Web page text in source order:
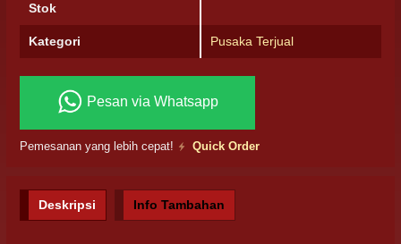
Stok
Kategori Pusaka Terjual
Pesan via Whatsapp
Pemesanan yang lebih cepat! Quick Order
Deskripsi Info Tambahan